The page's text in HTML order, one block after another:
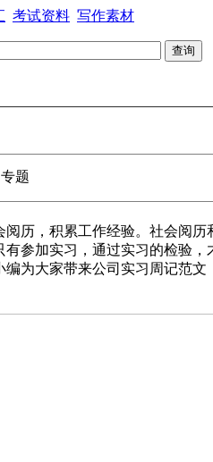
考试资料 写作素材
题
历，积累工作经验。社会阅历
有参加实习，通过实习的检验，
编为大家带来公司实习周记范文